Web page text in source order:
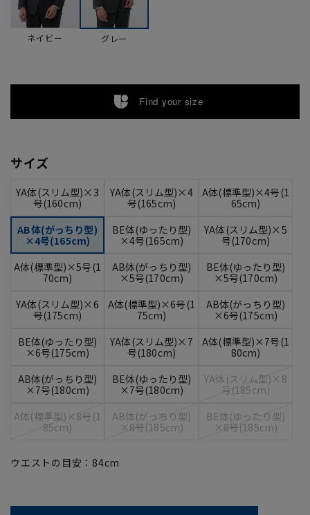
ネイビー グレー
Find your size
サイズ
YA体(スリム型)×3
号(160cm)
YA体(スリム型)×4
号(165cm)
A体(標準型)×4号(1
65cm)
AB体(がっちり型)
×4号(165cm)
BE体(ゆったり型)
×4号(165cm)
YA体(スリム型)×5
号(170cm)
A体(標準型)×5号(1
70cm)
AB体(がっちり型)
×5号(170cm)
BE体(ゆったり型)
×5号(170cm)
YA体(スリム型)×6
号(175cm)
A体(標準型)×6号(1
75cm)
AB体(がっちり型)
×6号(175cm)
BE体(ゆったり型)
×6号(175cm)
YA体(スリム型)×7
号(180cm)
A体(標準型)×7号(1
80cm)
AB体(がっちり型)
×7号(180cm)
BE体(ゆったり型)
×7号(180cm)
YA体(スリム型)×8
号(185cm)
A体(標準型)×8号(1
85cm)
AB体(がっちり型)
×8号(185cm)
BE体(ゆったり型)
×8号(185cm)
ウエストの目安： 84cm